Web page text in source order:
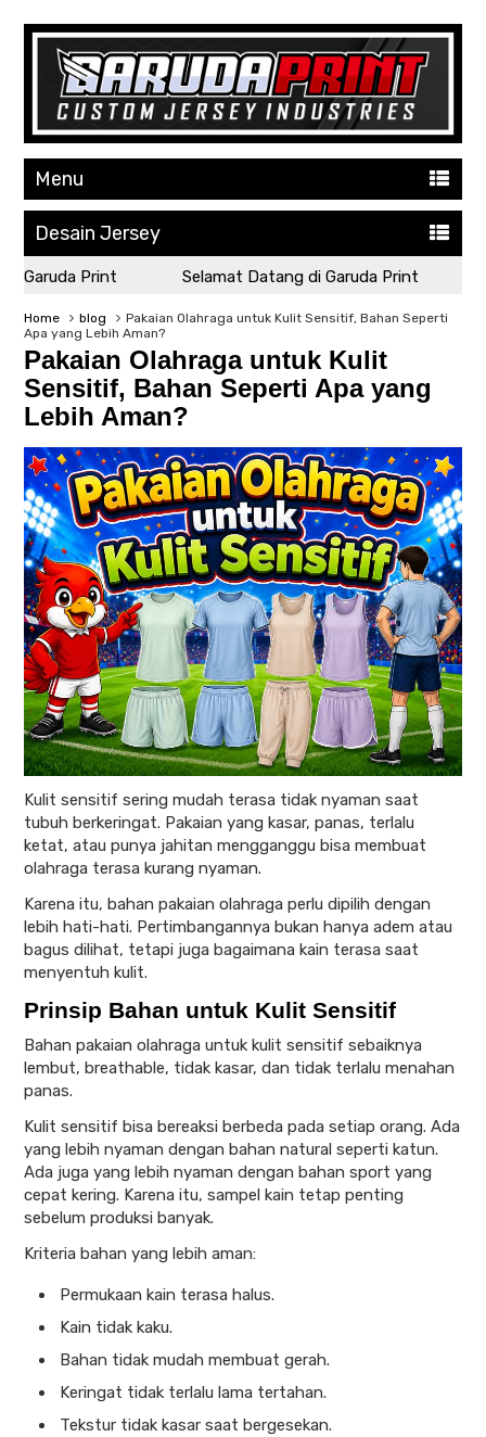
Menu
Desain Jersey
Print Selamat Datang di Garuda Print
Home blog
Pakaian Olahraga untuk Kulit Sensitif, Bahan Seperti
Apa yang Lebih Aman?
Pakaian Olahraga untuk Kulit
Sensitif, Bahan Seperti Apa yang
Lebih Aman?
Kulit sensitif sering mudah terasa tidak nyaman saat
tubuh berkeringat. Pakaian yang kasar, panas, terlalu
ketat, atau punya jahitan mengganggu bisa membuat
olahraga terasa kurang nyaman.
Karena itu, bahan pakaian olahraga perlu dipilih dengan
lebih hati-hati. Pertimbangannya bukan hanya adem atau
bagus dilihat, tetapi juga bagaimana kain terasa saat
menyentuh kulit.
Prinsip Bahan untuk Kulit Sensitif
Bahan pakaian olahraga untuk kulit sensitif sebaiknya
lembut, breathable, tidak kasar, dan tidak terlalu menahan
panas.
Kulit sensitif bisa bereaksi berbeda pada setiap orang. Ada
yang lebih nyaman dengan bahan natural seperti katun.
Ada juga yang lebih nyaman dengan bahan sport yang
cepat kering. Karena itu, sampel kain tetap penting
sebelum produksi banyak.
Kriteria bahan yang lebih aman:
Permukaan kain terasa halus.
Kain tidak kaku.
Bahan tidak mudah membuat gerah.
Keringat tidak terlalu lama tertahan.
Tekstur tidak kasar saat bergesekan.